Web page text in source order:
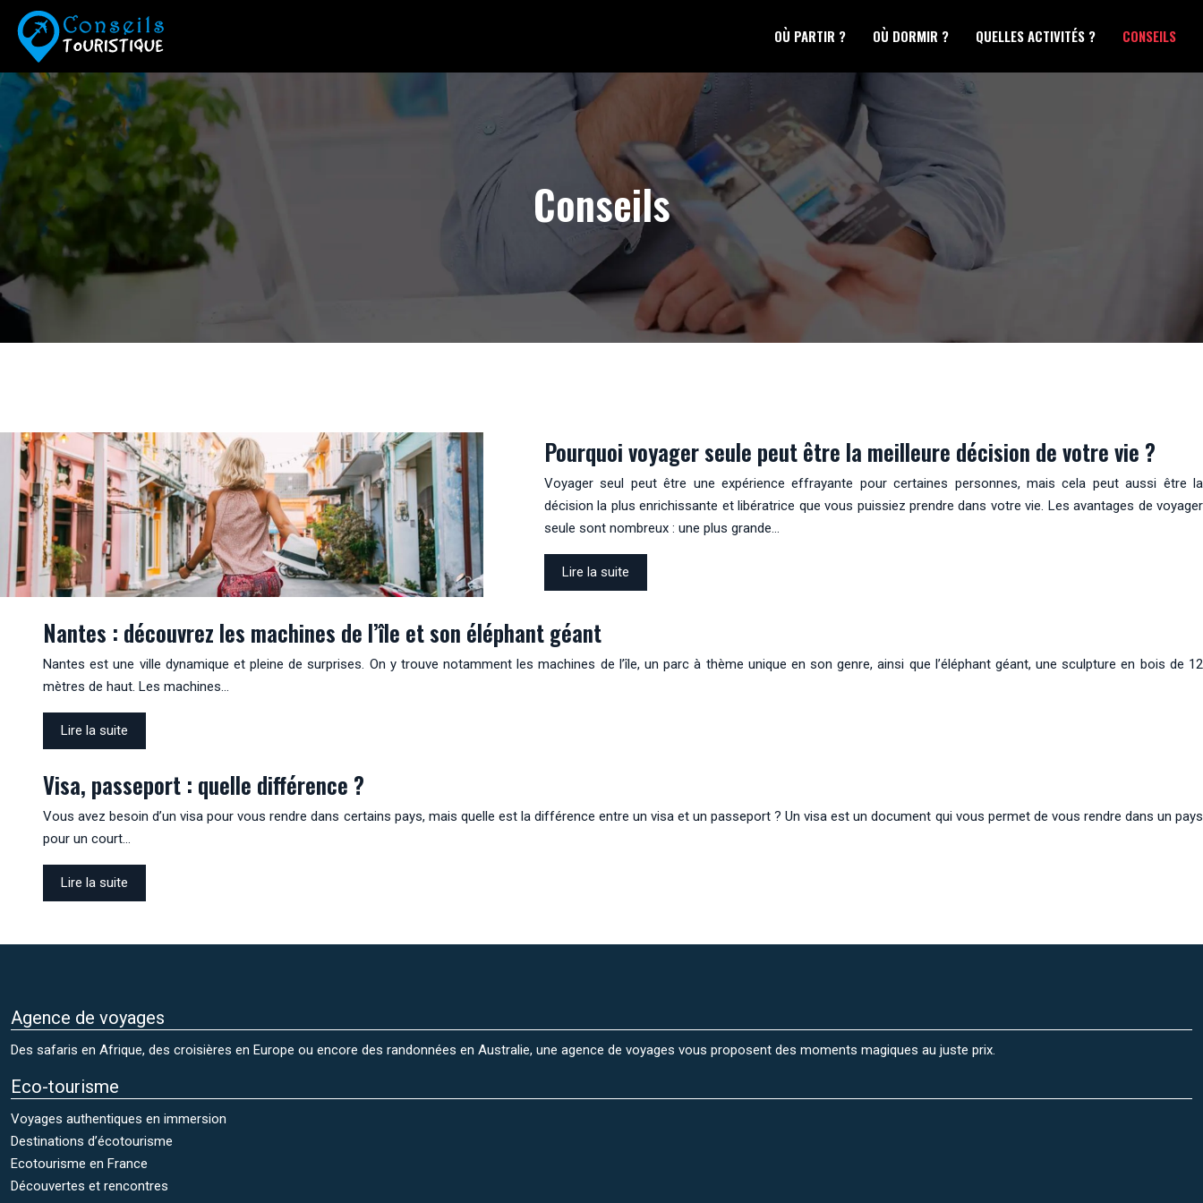
OÙ PARTIR ? OÙ DORMIR ? QUELLES ACTIVITÉS ? CONSEILS
Conseils
Pourquoi voyager seule peut être la meilleure décision de votre vie ?
Voyager seul peut être une expérience effrayante pour certaines personnes, mais cela peut aussi être la
décision la plus enrichissante et libératrice que vous puissiez prendre dans votre vie. Les avantages de voyager
seule sont nombreux : une plus grande…
Lire la suite
Nantes : découvrez les machines de l’île et son éléphant géant
Nantes est une ville dynamique et pleine de surprises. On y trouve notamment les machines de l’île, un parc à thème unique en son genre, ainsi que l’éléphant géant, une sculpture en bois de 12
mètres de haut. Les machines…
Lire la suite
Visa, passeport : quelle différence ?
Vous avez besoin d’un visa pour vous rendre dans certains pays, mais quelle est la différence entre un visa et un passeport ? Un visa est un document qui vous permet de vous rendre dans un pays
pour un court…
Lire la suite
Agence de voyages
Des safaris en Afrique, des croisières en Europe ou encore des randonnées en Australie, une agence de voyages vous proposent des moments magiques au juste prix.
Eco-tourisme
Voyages authentiques en immersion
Destinations d’écotourisme
Ecotourisme en France
Découvertes et rencontres